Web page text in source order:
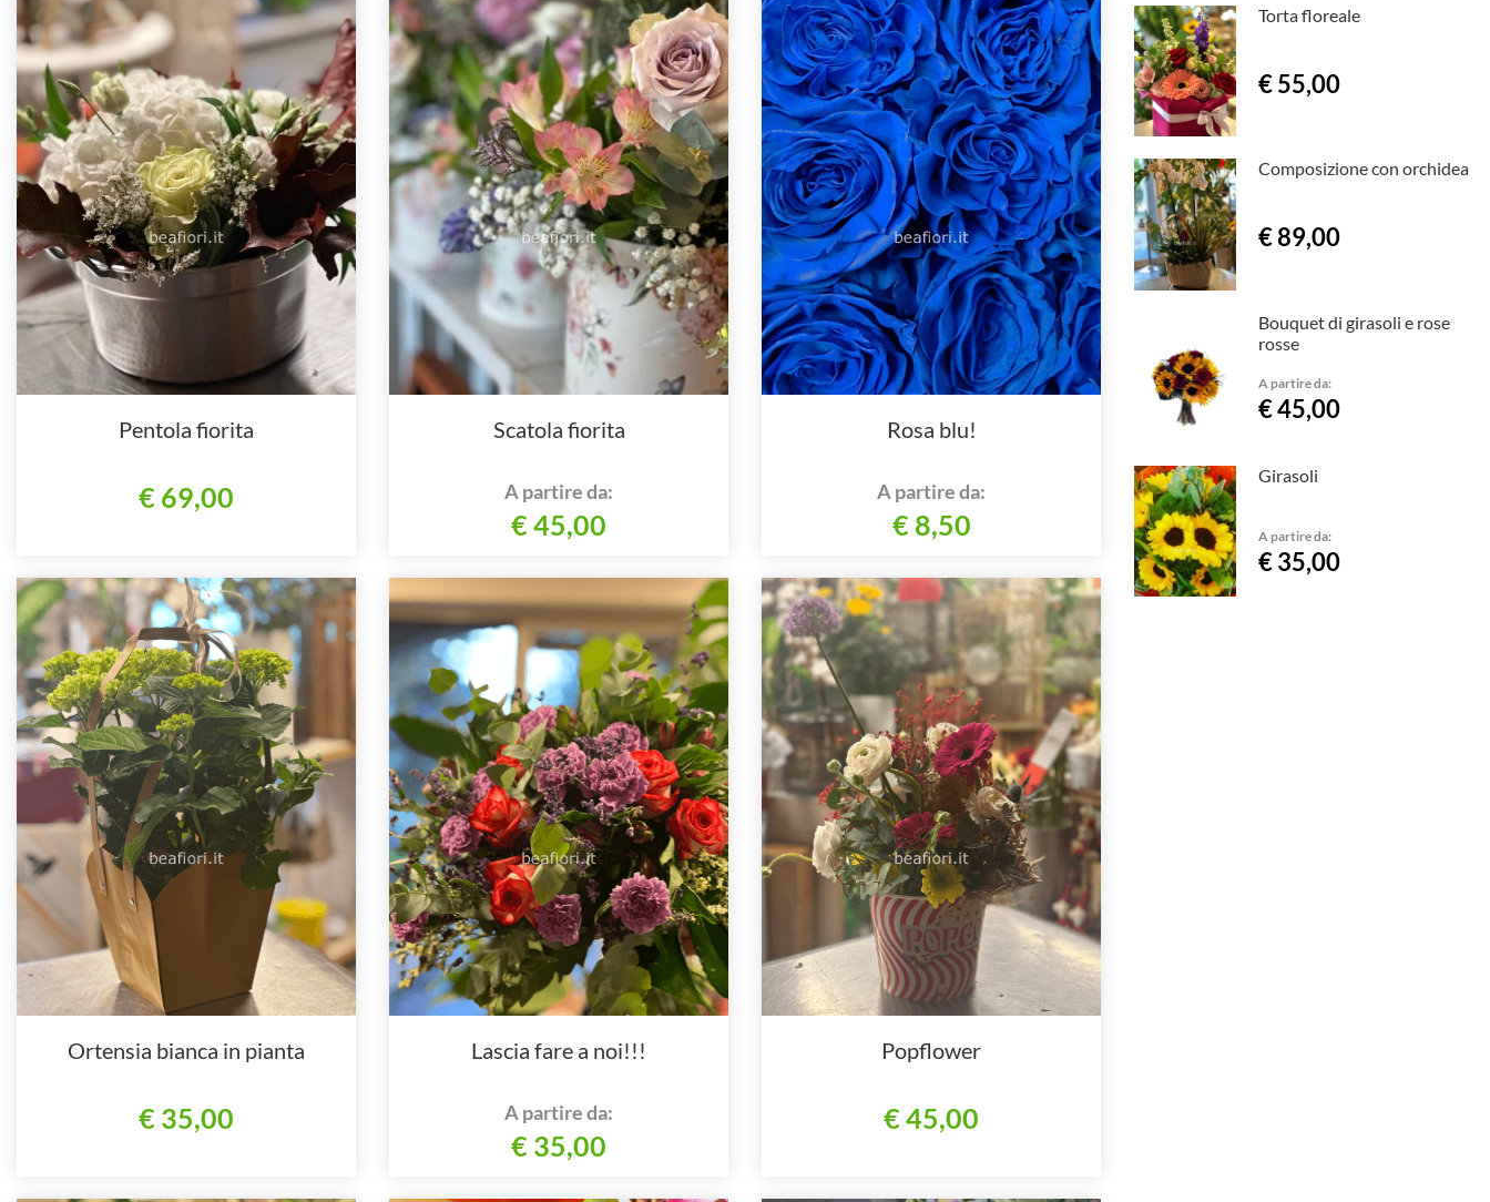
Pentola fiorita
€ 69,00
Scatola fiorita
A partire da:
€ 45,00
Rosa blu!
A partire da:
€ 8,50
Ortensia bianca in pianta
€ 35,00
Lascia fare a noi!!!
A partire da:
€ 35,00
Popflower
€ 45,00
Torta floreale
€ 55,00
Composizione con orchidea
€ 89,00
Bouquet di girasoli e rose
rosse
A partire da:
€ 45,00
Girasoli
A partire da:
€ 35,00